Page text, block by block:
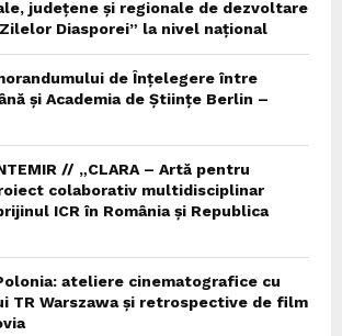
județene și regionale de dezvoltare
Diasporei” la nivel național
de Înțelegere între
și Academia de Științe Berlin –
// „CLARA – Artă pentru
colaborativ multidisciplinar
ICR în România și Republica
ateliere cinematografice cu
TR Warszawa și retrospective de film